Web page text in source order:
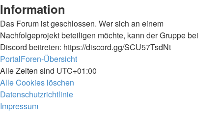
Information
Das Forum ist geschlossen. Wer sich an einem
Nachfolgeprojekt beteiligen möchte, kann der Gruppe bei
Discord beitreten: https://discord.gg/SCU57TsdNt
PortalForen-Übersicht
Alle Zeiten sind UTC+01:00
Alle Cookies löschen
Datenschutzrichtlinie
Impressum